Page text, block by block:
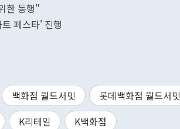
한 동행"
페스타' 진행
백화점 월드서밋
롯데백화점 월드서밋
K리테일 K백화점